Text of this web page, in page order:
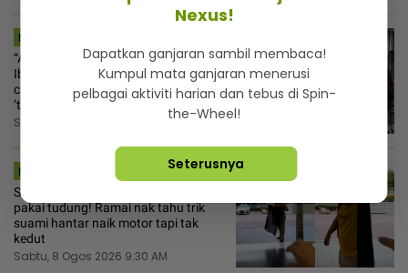
MSTAR | VIRAL
“Akak belanja air, boleh la sayang” -
Ibu tunggal hantar foto tayang dada,
cubaan goda mekanik minta diskaun
‘timing belt’
Sabtu, 8 Ogos 2026 10:00 AM
MSTAR | I-SUKE
Sampai pejabat baru sedar lupa
pakai tudung! Ramai nak tahu trik
suami hantar naik motor tapi tak
kedut
Sabtu, 8 Ogos 2026 9:30 AM
Nexus!
Dapatkan ganjaran sambil membaca!
Kumpul mata ganjaran menerusi
pelbagai aktiviti harian dan tebus di Spin-
the-Wheel!
Seterusnya